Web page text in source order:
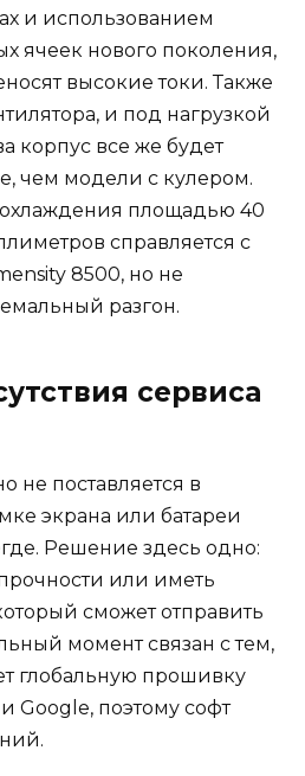
и использованием
ячеек нового поколения,
высокие токи. Также
и под нагрузкой
корпус все же будет
чем модели с кулером.
охлаждения площадью 40
справляется с
8500, но не
разгон.
сервиса
не поставляется в
экрана или батареи
Решение здесь одно:
или иметь
сможет отправить
момент связан с тем,
глобальную прошивку
Google, поэтому софт